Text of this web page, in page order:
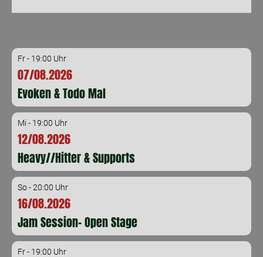
Fr - 19:00 Uhr
07/08.2026
Evoken & Todo Mal
Mi - 19:00 Uhr
12/08.2026
Heavy//Hitter & Supports
So - 20:00 Uhr
16/08.2026
Jam Session- Open Stage
Fr - 19:00 Uhr